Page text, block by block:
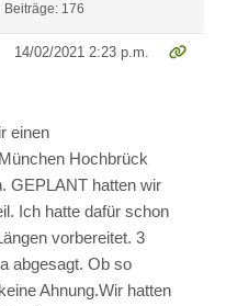
Beiträge: 176
14/02/2021 2:23 p.m.
einen
Hochbrück
GEPLANT hatten wir
Ich hatte dafür schon
vorbereitet. 3
abgesagt. Ob so
Ahnung.Wir hatten